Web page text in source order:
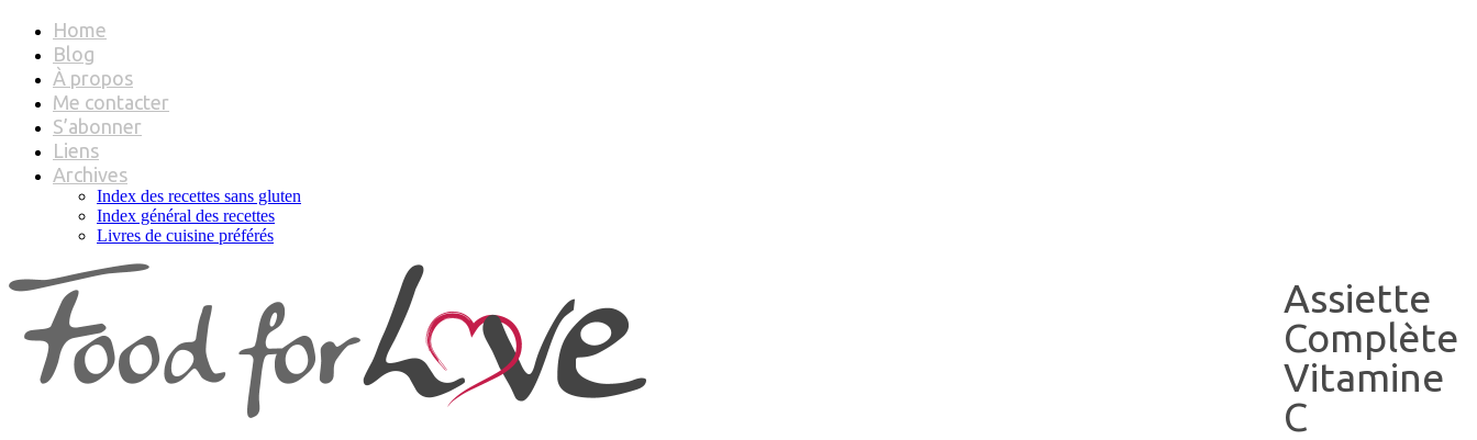
Home
Blog
À propos
Me contacter
S’abonner
Liens
Archives
Index des recettes sans gluten
Index général des recettes
Livres de cuisine préférés
Assiette
Complète
Vitamine
C